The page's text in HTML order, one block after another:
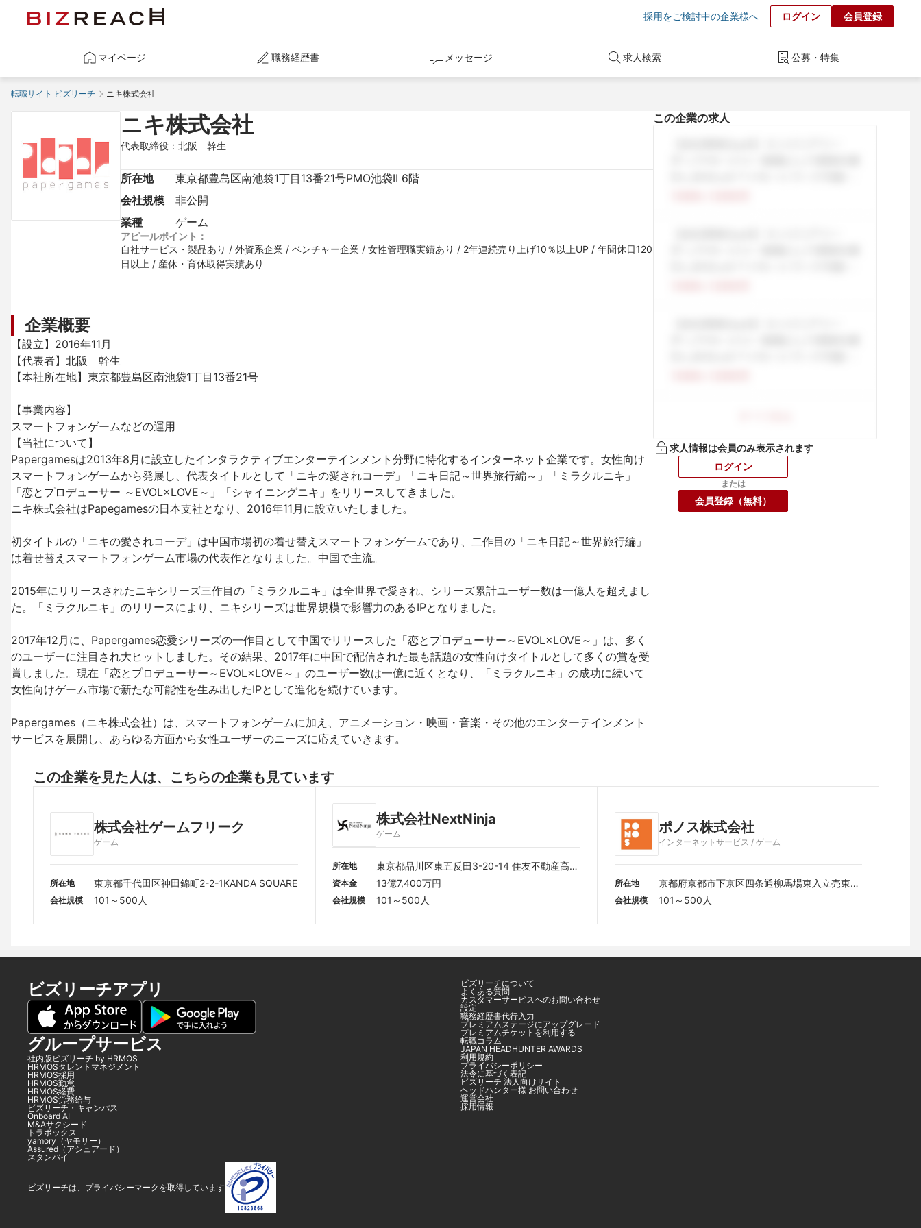
採用をご検討中の企業様へ ログイン 会員登録
マイページ 職務経歴書 メッセージ 求人検索 公募・特集
転職サイト ビズリーチ ニキ株式会社
ニキ株式会社
代表取締役：北阪　幹生
所在地
東京都豊島区南池袋1丁目13番21号PMO池袋II 6階
会社規模
非公開
業種
ゲーム
アピールポイント：
自社サービス・製品あり / 外資系企業 / ベンチャー企業 / 女性管理職実績あり / 2年連続売り上げ10％以上UP / 年間休日120
日以上 / 産休・育休取得実績あり
企業概要
【設立】2016年11月
【代表者】北阪　幹生
【本社所在地】東京都豊島区南池袋1丁目13番21号
【事業内容】
スマートフォンゲームなどの運用
【当社について】
Papergamesは2013年8月に設立したインタラクティブエンターテインメント分野に特化するインターネット企業です。女性向け
スマートフォンゲームから発展し、代表タイトルとして「ニキの愛されコーデ」「ニキ日記～世界旅行編～」「ミラクルニキ」
「恋とプロデューサー ～EVOL×LOVE～」「シャイニングニキ」をリリースしてきました。
ニキ株式会社はPapegamesの日本支社となり、2016年11月に設立いたしました。
初タイトルの「ニキの愛されコーデ」は中国市場初の着せ替えスマートフォンゲームであり、二作目の「ニキ日記～世界旅行編」
は着せ替えスマートフォンゲーム市場の代表作となりました。中国で主流。
2015年にリリースされたニキシリーズ三作目の「ミラクルニキ」は全世界で愛され、シリーズ累計ユーザー数は一億人を超えまし
た。「ミラクルニキ」のリリースにより、ニキシリーズは世界規模で影響力のあるIPとなりました。
2017年12月に、Papergames恋愛シリーズの一作目として中国でリリースした「恋とプロデューサー～EVOL×LOVE～」は、多く
のユーザーに注目され大ヒットしました。その結果、2017年に中国で配信された最も話題の女性向けタイトルとして多くの賞を受
賞しました。現在「恋とプロデューサー～EVOL×LOVE～」のユーザー数は一億に近くとなり、「ミラクルニキ」の成功に続いて
女性向けゲーム市場で新たな可能性を生み出したIPとして進化を続けています。
Papergames（ニキ株式会社）は、スマートフォンゲームに加え、アニメーション・映画・音楽・その他のエンターテインメント
サービスを展開し、あらゆる方面から女性ユーザーのニーズに応えていきます。
この企業の求人
求人情報は会員のみ表示されます
ログイン
または
会員登録（無料）
この企業を見た人は、こちらの企業も見ています
株式会社ゲームフリーク
ゲーム
所在地 東京都千代田区神田錦町2-2-1KANDA SQUARE
会社規模 101～500人
株式会社NextNinja
ゲーム
所在地
東京都品川区東五反田3-20-14 住友不動産高輪
パークタワー１F
資本金 13億7,400万円
会社規模 101～500人
ポノス株式会社
インターネットサービス / ゲーム
所在地
京都府京都市下京区四条通柳馬場東入立売東町
12番地1日土地京都四条通ビル
会社規模 101～500人
ビズリーチアプリ
グループサービス
社内版ビズリーチ by HRMOS
HRMOSタレントマネジメント
HRMOS採用
HRMOS勤怠
HRMOS経費
HRMOS労務給与
ビズリーチ・キャンパス
Onboard AI
M&Aサクシード
トラボックス
yamory（ヤモリー）
Assured（アシュアード）
スタンバイ
ビズリーチについて
よくある質問
カスタマーサービスへのお問い合わせ
設定
職務経歴書代行入力
プレミアムステージにアップグレード
プレミアムチケットを利用する
転職コラム
JAPAN HEADHUNTER AWARDS
利用規約
プライバシーポリシー
法令に基づく表記
ビズリーチ 法人向けサイト
ヘッドハンター様 お問い合わせ
運営会社
採用情報
ビズリーチは、プライバシーマークを取得しています